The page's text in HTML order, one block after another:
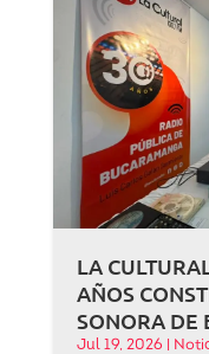
LA
AÑOS
SONORA DE
Jul 19, 2026